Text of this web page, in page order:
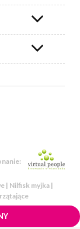
| Nilfisk myjka |